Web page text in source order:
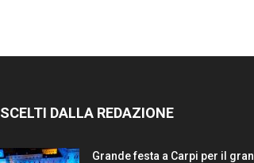
SCELTI DALLA REDAZIONE
Grande festa a Carpi per il gran